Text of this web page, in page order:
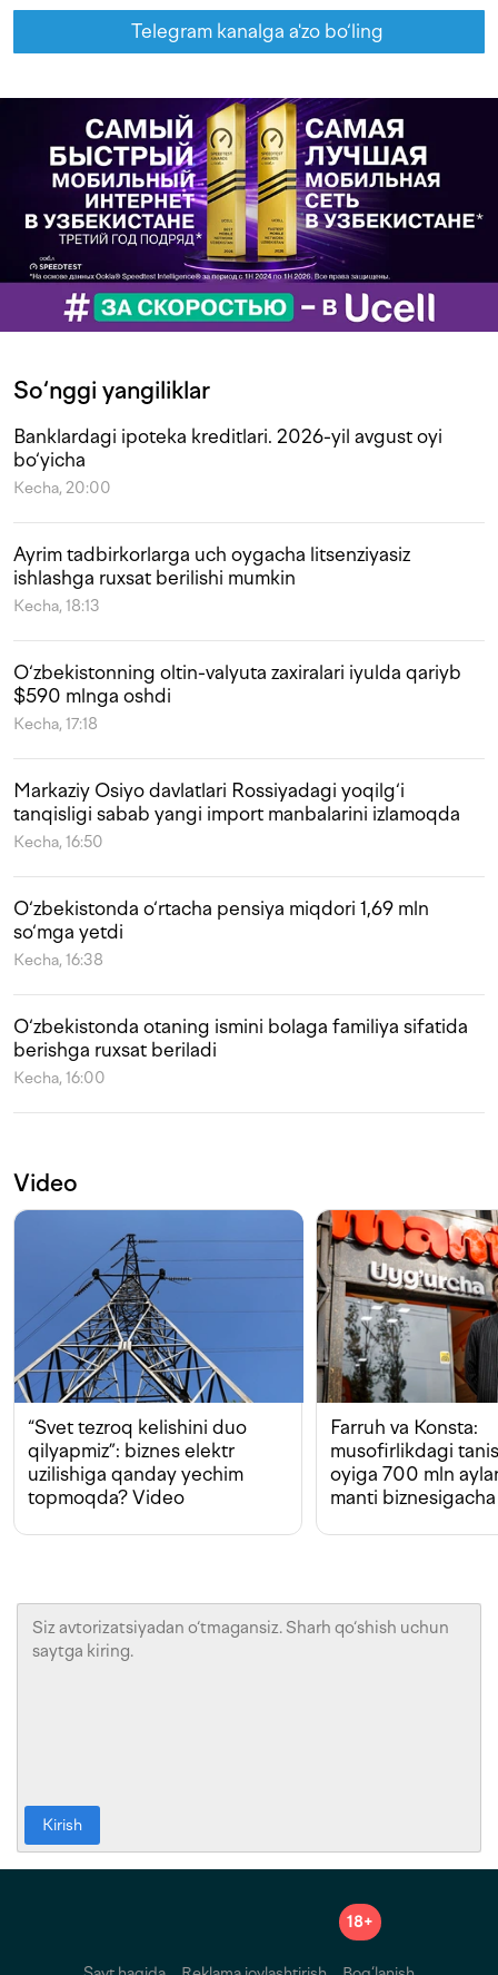
Telegram kanalga a'zo bo‘ling
So‘nggi yangiliklar
Banklardagi ipoteka kreditlari. 2026-yil avgust oyi
bo‘yicha
Kecha, 20:00
Ayrim tadbirkorlarga uch oygacha litsenziyasiz
ishlashga ruxsat berilishi mumkin
Kecha, 18:13
O‘zbekistonning oltin-valyuta zaxiralari iyulda qariyb
$590 mlnga oshdi
Kecha, 17:18
Markaziy Osiyo davlatlari Rossiyadagi yoqilg‘i
tanqisligi sabab yangi import manbalarini izlamoqda
Kecha, 16:50
O‘zbekistonda o‘rtacha pensiya miqdori 1,69 mln
so‘mga yetdi
Kecha, 16:38
O‘zbekistonda otaning ismini bolaga familiya sifatida
berishga ruxsat beriladi
Kecha, 16:00
Video
“Svet tezroq kelishini duo
qilyapmiz”: biznes elektr
uzilishiga qanday yechim
topmoqda? Video
Farruh va Konsta:
musofirlikdagi
oyiga 700 mln
manti biznesigacha
Kirish
18+